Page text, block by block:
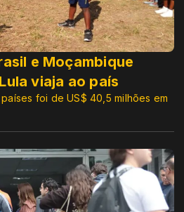
e Moçambique
viaja ao país
foi de US$ 40,5 milhões em